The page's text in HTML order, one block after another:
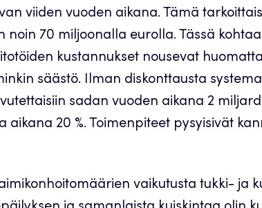
viiden vuoden aikana. Tämä
noin 70 miljoonalla eurolla. Tässä
kustannukset nousevat
säästö. Ilman diskonttausta
sadan vuoden aikana 2
aikana 20 %. Toimenpiteet pysyisivät
vaikutusta tukki- ja